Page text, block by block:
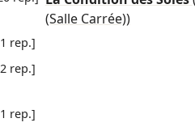
(Salle Carrée))
rep.]
rep.]
rep.]